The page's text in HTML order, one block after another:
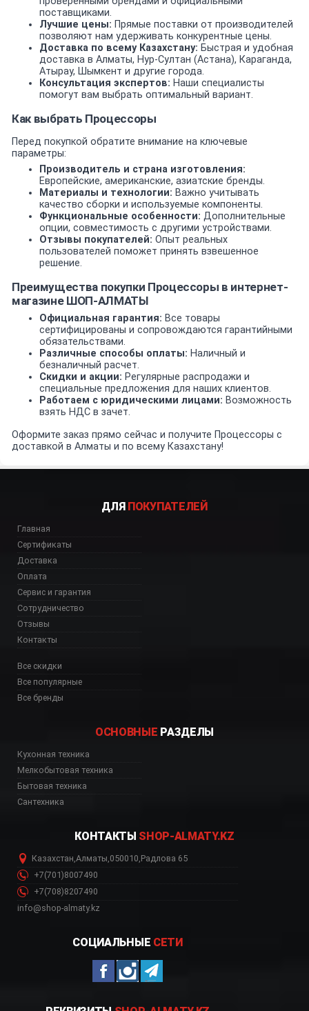
поставщиками.
Лучшие цены: Прямые поставки от производителей
позволяют нам удерживать конкурентные цены.
Доставка по всему Казахстану: Быстрая и удобная
доставка в Алматы, Нур-Султан (Астана), Караганда,
Атырау, Шымкент и другие города.
Консультация экспертов: Наши специалисты
помогут вам выбрать оптимальный вариант.
Как выбрать Процессоры
Перед покупкой обратите внимание на ключевые
параметры:
Производитель и страна изготовления:
Европейские, американские, азиатские бренды.
Материалы и технологии: Важно учитывать
качество сборки и используемые компоненты.
Функциональные особенности: Дополнительные
опции, совместимость с другими устройствами.
Отзывы покупателей: Опыт реальных
пользователей поможет принять взвешенное
решение.
Преимущества покупки Процессоры в интернет-
магазине ШОП-АЛМАТЫ
Официальная гарантия: Все товары
сертифицированы и сопровождаются гарантийными
обязательствами.
Различные способы оплаты: Наличный и
безналичный расчет.
Скидки и акции: Регулярные распродажи и
специальные предложения для наших клиентов.
Работаем с юридическими лицами: Возможность
взять НДС в зачет.
Оформите заказ прямо сейчас и получите Процессоры с
доставкой в Алматы и по всему Казахстану!
цена, Астана,
ДЛЯ ПОКУПАТЕЛЕЙ
Главная
Сертификаты
Доставка
Оплата
Сервис и гарантия
Сотрудничество
Отзывы
Контакты
Все скидки
Все популярные
Все бренды
ОСНОВНЫЕ РАЗДЕЛЫ
Кухонная техника
Мелкобытовая техника
Бытовая техника
Сантехника
КОНТАКТЫ SHOP-ALMATY.KZ
Казахстан,Алматы,050010,Радлова 65
+7(701)8007490
+7(708)8207490
info@shop-almaty.kz
СОЦИАЛЬНЫЕ СЕТИ